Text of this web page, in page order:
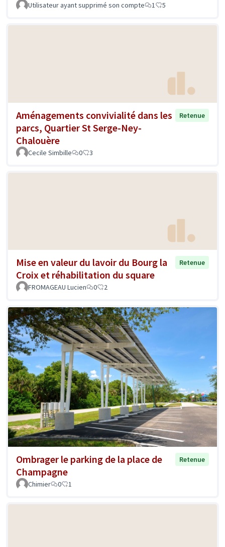
Utilisateur ayant supprimé son compte 1 5
Aménagements convivialité dans les
parcs, Quartier St Serge-Ney-
Chalouère
Retenue
Cecile Simbille 0 3
Mise en valeur du lavoir du Bourg la
Croix et réhabilitation du square
Retenue
FROMAGEAU Lucien 0 2
Ombrager le parking de la place de
Champagne
Retenue
Chimier 0 1